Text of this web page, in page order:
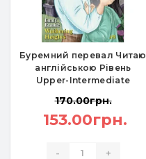
Буремний перевал Читаю
англійською Рівень
Upper-Intermediate
170.00грн.
153.00грн.
- +